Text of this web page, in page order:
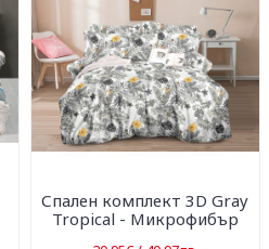
Спален комплект 3D Gray
Tropical - Mикрофибър